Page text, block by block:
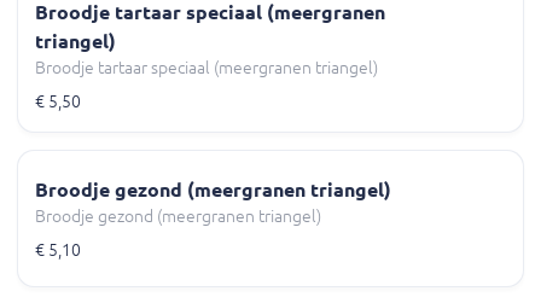
Broodje tartaar speciaal (meergranen
triangel)
Broodje tartaar speciaal (meergranen triangel)
€ 5,50
Broodje gezond (meergranen triangel)
Broodje gezond (meergranen triangel)
€ 5,10